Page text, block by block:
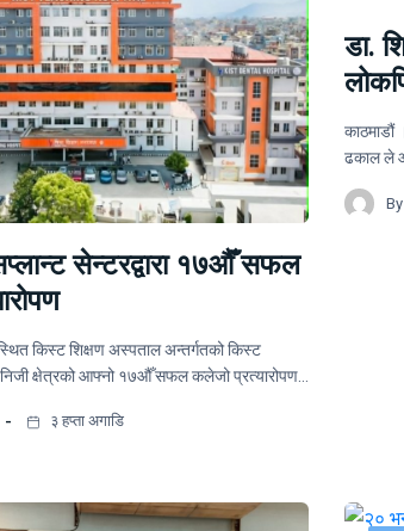
सेन्टरद्वारा १७औँ सफल
किस्ट शिक्षण अस्पताल अन्तर्गतको किस्ट
निजी क्षेत्रको आफ्नो १७औँ सफल कलेजो प्रत्यारोपण…
३ हप्ता अगाडि
डा.
काठमाडौं
ढकाल ले
By